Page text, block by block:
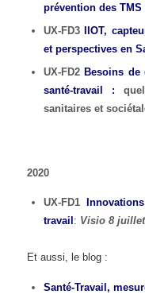
prévention des TMS
UX-FD3IIOT,
et perspectives en
UX-FD2Besoins de
santé-travail :
sanitaires et
2020
UX-FD1
travail : Visio 8 juillet
Et aussi, le blog :
Santé-Travail,